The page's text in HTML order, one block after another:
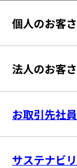
個人のお客
法人のお客
お取引先社
サステナビ